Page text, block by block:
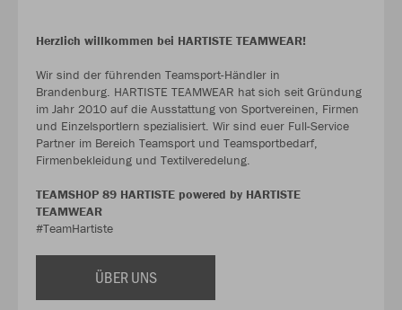
Herzlich willkommen bei HARTISTE TEAMWEAR!
Wir sind der führenden Teamsport-Händler in
Brandenburg. HARTISTE TEAMWEAR hat sich seit Gründung
im Jahr 2010 auf die Ausstattung von Sportvereinen, Firmen
und Einzelsportlern spezialisiert. Wir sind euer Full-Service
Partner im Bereich Teamsport und Teamsportbedarf,
Firmenbekleidung und Textilveredelung.
TEAMSHOP 89 HARTISTE powered by HARTISTE
TEAMWEAR
#TeamHartiste
ÜBER UNS